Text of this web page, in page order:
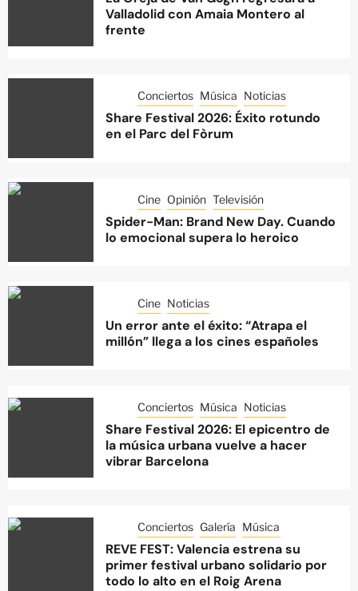
Valladolid con Amaia Montero al
frente
Conciertos Música Noticias
Share Festival 2026: Éxito rotundo
en el Parc del Fòrum
Cine Opinión Televisión
Spider-Man: Brand New Day. Cuando
lo emocional supera lo heroico
Cine Noticias
Un error ante el éxito: “Atrapa el
millón” llega a los cines españoles
Conciertos Música Noticias
Share Festival 2026: El epicentro de
la música urbana vuelve a hacer
vibrar Barcelona
Conciertos Galería Música
REVE FEST: Valencia estrena su
primer festival urbano solidario por
todo lo alto en el Roig Arena